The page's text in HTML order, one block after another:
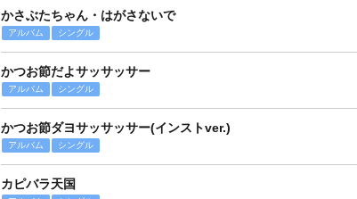
かさぶたちゃん・はがさないで
アルバム シングル
かつお節だよサッサッサー
アルバム シングル
かつお節ダヨサッサッサー(インストver.)
アルバム シングル
カピバラ天国